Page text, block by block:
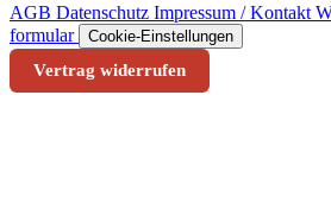
AGB Datenschutz Impressum / Kontakt
formular
Cookie-Einstellungen
Vertrag widerrufen